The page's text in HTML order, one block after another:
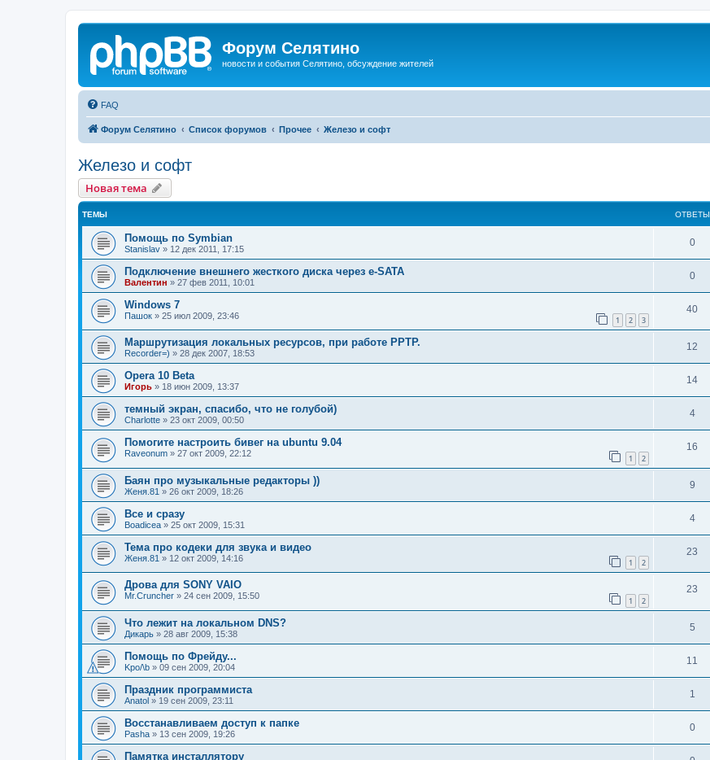
Форум Селятино
новости и события Селятино, обсуждение жителей
FAQ
Форум Селятино Список форумов Прочее Железо и софт
Железо и софт
Новая тема
ТЕМЫ ОТВЕТЫ
Помощь по Symbian
Stanislav » 12 дек 2011, 17:15
0
Подключение внешнего жесткого диска через e-SATA
Валентин » 27 фев 2011, 10:01
0
Windows 7
Пашок » 25 июл 2009, 23:46 1 2 3
40
Маршрутизация локальных ресурсов, при работе PPTP.
Recorder=) » 28 дек 2007, 18:53
12
Opera 10 Beta
Игорь » 18 июн 2009, 13:37
14
темный экран, спасибо, что не голубой)
Charlotte » 23 окт 2009, 00:50
4
Помогите настроить бивег на ubuntu 9.04
Raveonum » 27 окт 2009, 22:12 1 2
16
Баян про музыкальные редакторы ))
Женя.81 » 26 окт 2009, 18:26
9
Все и сразу
Boadicea » 25 окт 2009, 15:31
4
Тема про кодеки для звука и видео
Женя.81 » 12 окт 2009, 14:16 1 2
23
Дрова для SONY VAIO
Mr.Cruncher » 24 сен 2009, 15:50 1 2
23
Что лежит на локальном DNS?
Дикарь » 28 авг 2009, 15:38
5
Помощь по Фрейду...
Kpo/\b » 09 сен 2009, 20:04
11
Праздник программиста
Anatol » 19 сен 2009, 23:11
1
Восстанавливаем доступ к папке
Pasha » 13 сен 2009, 19:26
0
Памятка инсталлятору